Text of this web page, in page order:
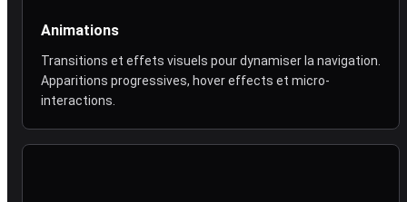
Animations
Transitions et effets visuels pour dynamiser la navigation.
Apparitions progressives, hover effects et micro-
interactions.